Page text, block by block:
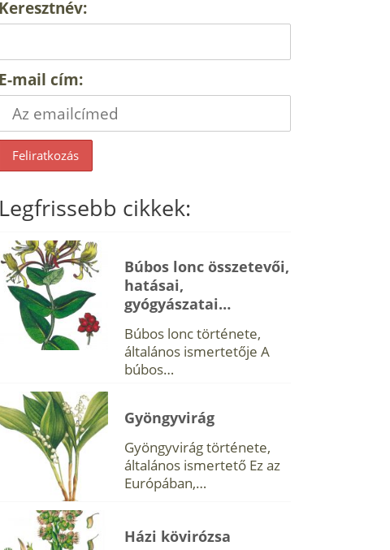
Keresztnév:
E-mail cím:
Legfrissebb cikkek:
Búbos lonc összetevői,
hatásai,
gyógyászatai…
Búbos lonc története,
általános ismertetője A
búbos…
Gyöngyvirág
Gyöngyvirág története,
általános ismertető Ez az
Európában,…
Házi kövirózsa